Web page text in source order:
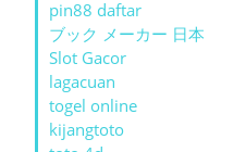
pin88 daftar
ブック メーカー 日本
Slot Gacor
lagacuan
togel online
kijangtoto